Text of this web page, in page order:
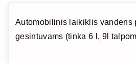
Automobilinis laikiklis vandens
gesintuvams (tinka 6 l, 9l